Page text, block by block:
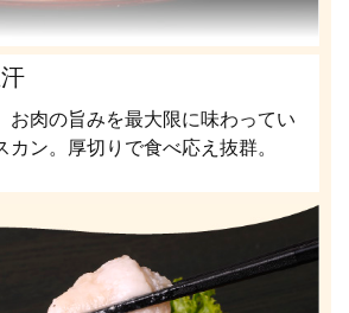
お肉の旨みを最大限に味わってい
カン。厚切りで食べ応え抜群。